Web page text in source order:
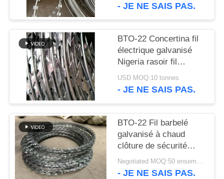
POLITIQUE
DE
CONFIDENTIALITÉ
- JE NE SAIS PAS.
BTO-22 Concertina fil
électrique galvanisé
Nigeria rasoir fil
barbelé rasoir fil prix
par rouleau
USD MOQ:10 tonnes
- JE NE SAIS PAS.
BTO-22 Fil barbelé
galvanisé à chaud
clôture de sécurité
rasoir unique
Negotiated MOQ:50 ensembles
- JE NE SAIS PAS.